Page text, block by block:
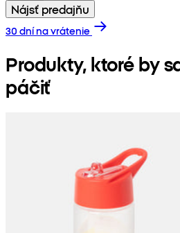
Nájsť predajňu
30 dní na vrátenie
Produkty, ktoré by
páčiť